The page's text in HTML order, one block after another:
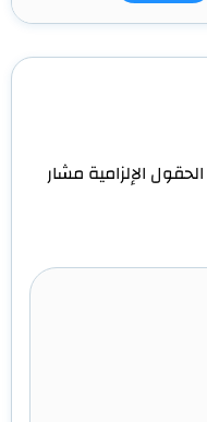
الحقول الإلزامية مشار